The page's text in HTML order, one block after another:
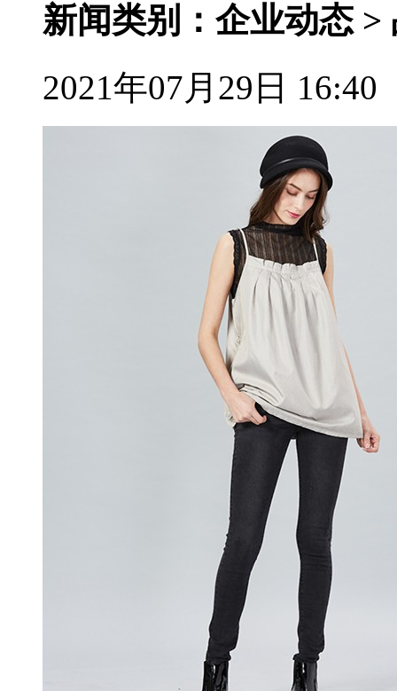
新闻类别：企业动态 >
2021年07月29日 16:40